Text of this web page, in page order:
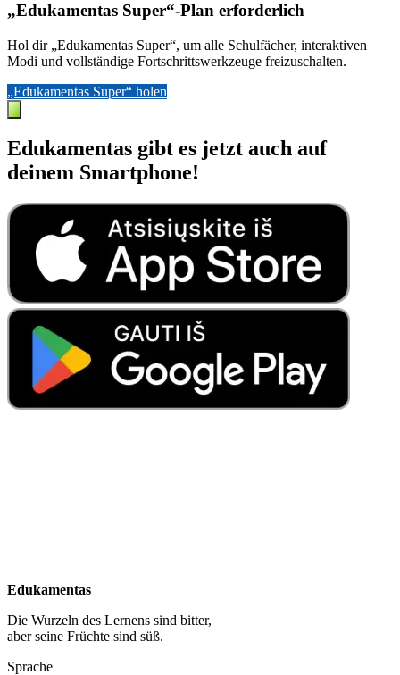
„Edukamentas Super“-Plan erforderlich
Hol dir „Edukamentas Super“, um alle Schulfächer, interaktiven
Modi und vollständige Fortschrittswerkzeuge freizuschalten.
„Edukamentas Super“ holen
Edukamentas gibt es jetzt auch auf
deinem Smartphone!
Edukamentas
Die Wurzeln des Lernens sind bitter,
aber seine Früchte sind süß.
Sprache